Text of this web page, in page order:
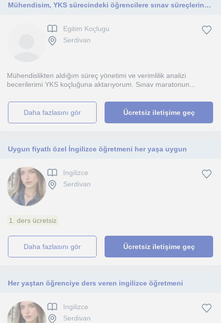
Mühendisim, YKS sürecindeki öğrencilere sınav süreçlerinde profesyonelce eşlik ediyorum
Egitim Koçlugu
Serdivan
Mühendislikten aldığım süreç yönetimi ve verimlilik analizi
becerilerimi YKS koçluğuna aktarıyorum. Sınav maratonun...
daha fazlasını gör Ücretsiz iletişime geç
Uygun fiyatlı özel İngilizce öğretmeni her yaşa uygun
Ingilizce
Serdivan
1. ders ücretsiz
daha fazlasını gör Ücretsiz iletişime geç
Her yaştan öğrenciye ders veren ingilizce öğretmeni
Ingilizce
Serdivan